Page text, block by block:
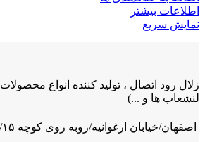
اطلاعات بیشتر
نمایش سریع
زلال رود اتصال ، تولید کننده انواع
لنشعاب ها و ...)